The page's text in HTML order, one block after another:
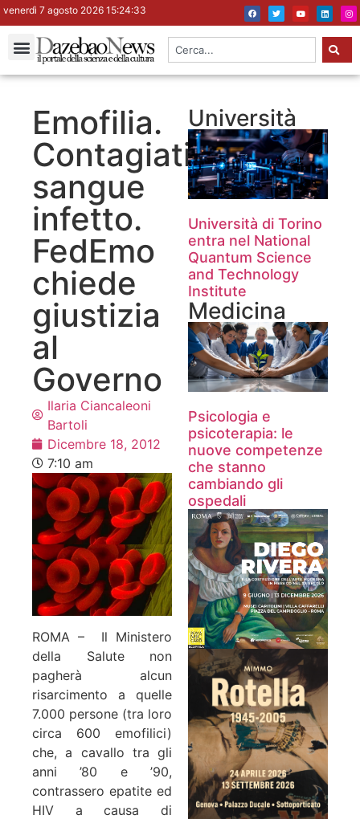
venerdì 7 agosto 2026 15:24:33
Emofilia.
Contagiati
sangue
infetto.
FedEmo
chiede
giustizia
al
Governo
Ilaria Ciancaleoni
Bartoli
Dicembre 18, 2012
7:10 am
ROMA – Il Ministero
della Salute non
pagherà alcun
risarcimento a quelle
7.000 persone (tra loro
circa 600 emofilici)
che, a cavallo tra gli
anni ’80 e ’90,
contrassero epatite ed
HIV a causa di
Università
Università di Torino
entra nel National
Quantum Science
and Technology
Institute
Medicina
Psicologia e
psicoterapia: le
nuove competenze
che stanno
cambiando gli
ospedali